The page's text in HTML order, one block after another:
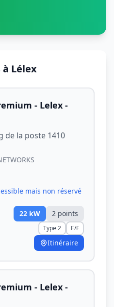
Lélex
- Lelex -
de la poste 1410
mais non réservé
22 kW 2 points
Type 2 E/F
Itinéraire
- Lelex -